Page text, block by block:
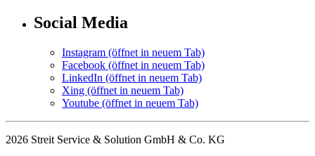
Social Media
Instagram (öffnet in neuem Tab)
Facebook (öffnet in neuem Tab)
LinkedIn (öffnet in neuem Tab)
Xing (öffnet in neuem Tab)
Youtube (öffnet in neuem Tab)
2026 Streit Service & Solution GmbH & Co. KG